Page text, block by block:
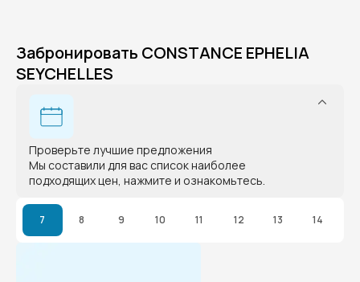
Забронировать CONSTANCE EPHELIA
SEYCHELLES
Проверьте лучшие предложения
Мы составили для вас список наиболее
подходящих цен, нажмите и ознакомьтесь.
7 8 9 10 11 12 13 14